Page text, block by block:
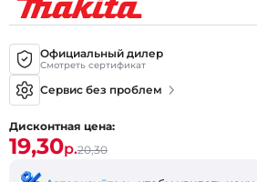
Официальный дилер
Смотреть сертификат
Сервис без проблем
Дисконтная цена:
19,30р.20,30